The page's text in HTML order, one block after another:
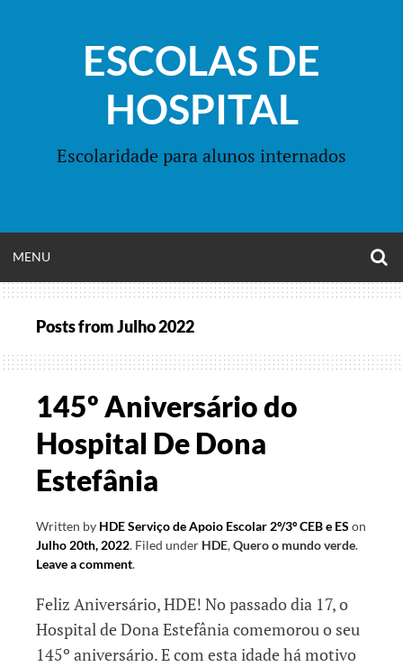
ESCOLAS DE
HOSPITAL
Escolaridade para alunos internados
MENU
MENU
Posts fromJulho 2022
145º Aniversário do
Hospital De Dona
Estefânia
Written by HDE Serviço de Apoio Escolar 2º/3º CEB e ES on
Julho 20th, 2022. Filed under HDE,Quero o mundo verde.
Leave a comment.
Feliz Aniversário, HDE! No passado dia 17, o
Hospital de Dona Estefânia comemorou o seu
145º aniversário. E com esta idade há motivo